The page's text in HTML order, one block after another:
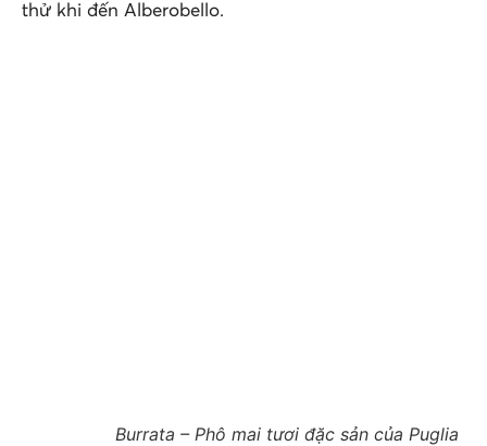
thử khi đến Alberobello.
Burrata – Phô mai tươi đặc sản của Puglia